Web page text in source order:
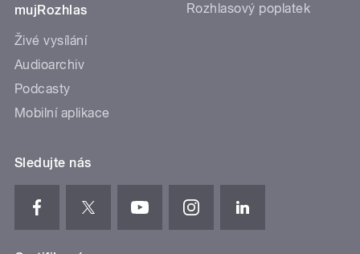
mujRozhlas
Živé vysílání
Audioarchiv
Podcasty
Mobilní aplikace
Rozhlasový poplatek
Sledujte nás